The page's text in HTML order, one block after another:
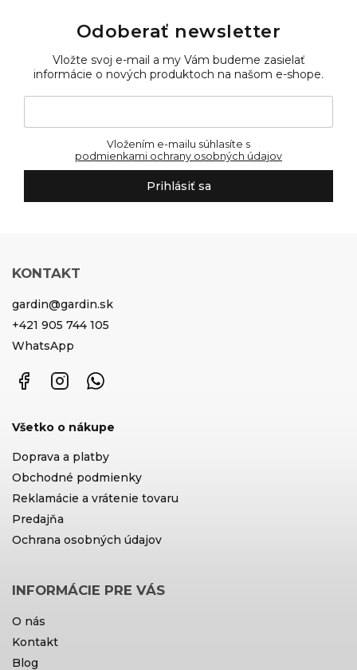
Odoberať newsletter
Vložte svoj e-mail a my Vám budeme zasielať
informácie o nových produktoch na našom e-shope.
podmienkami ochrany osobných údajov
Prihlásiť sa
KONTAKT
gardin@gardin.sk
+421 905 744 105
WhatsApp
FacebookInstagram
Všetko o nákupe
Doprava a platby
Obchodné podmienky
Reklamácie a vrátenie tovaru
Predajňa
Ochrana osobných údajov
INFORMÁCIE PRE VÁS
O nás
Kontakt
Blog